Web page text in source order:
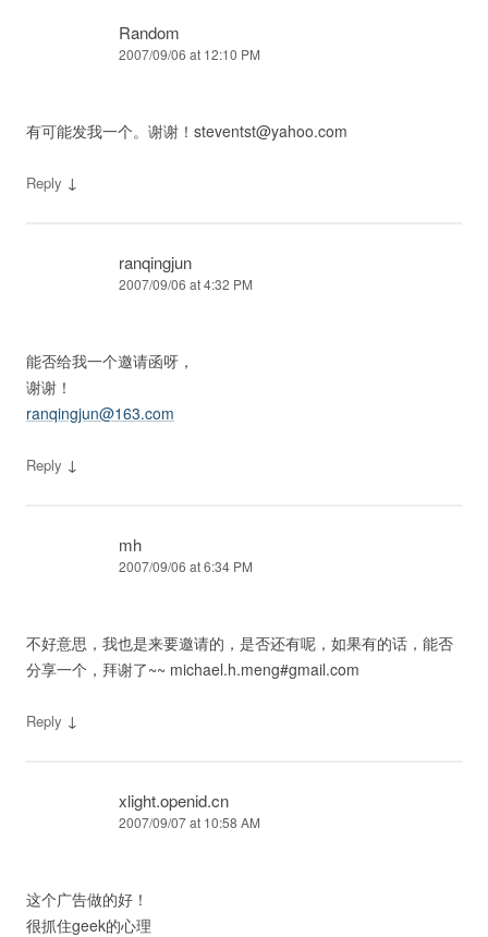
Random
2007/09/06 at 12:10 PM
有可能发我一个。谢谢！ steventst@yahoo.com
Reply ↓
ranqingjun
2007/09/06 at 4:32 PM
能否给我一个邀请函呀，
谢谢！
ranqingjun@163.com
Reply ↓
mh
2007/09/06 at 6:34 PM
不好意思，我也是来要邀请的，是否还有呢，如果有的话，能否
分享一个，拜谢了~~ michael.h.meng#gmail.com
Reply ↓
xlight.openid.cn
2007/09/07 at 10:58 AM
这个广告做的好！
很抓住geek的心理